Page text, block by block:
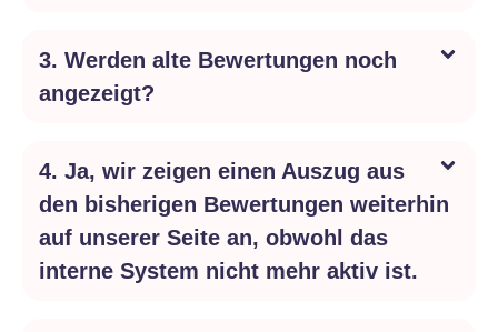
3. Werden alte Bewertungen noch
angezeigt?
4. Ja, wir zeigen einen Auszug aus
den bisherigen Bewertungen weiterhin
auf unserer Seite an, obwohl das
interne System nicht mehr aktiv ist.